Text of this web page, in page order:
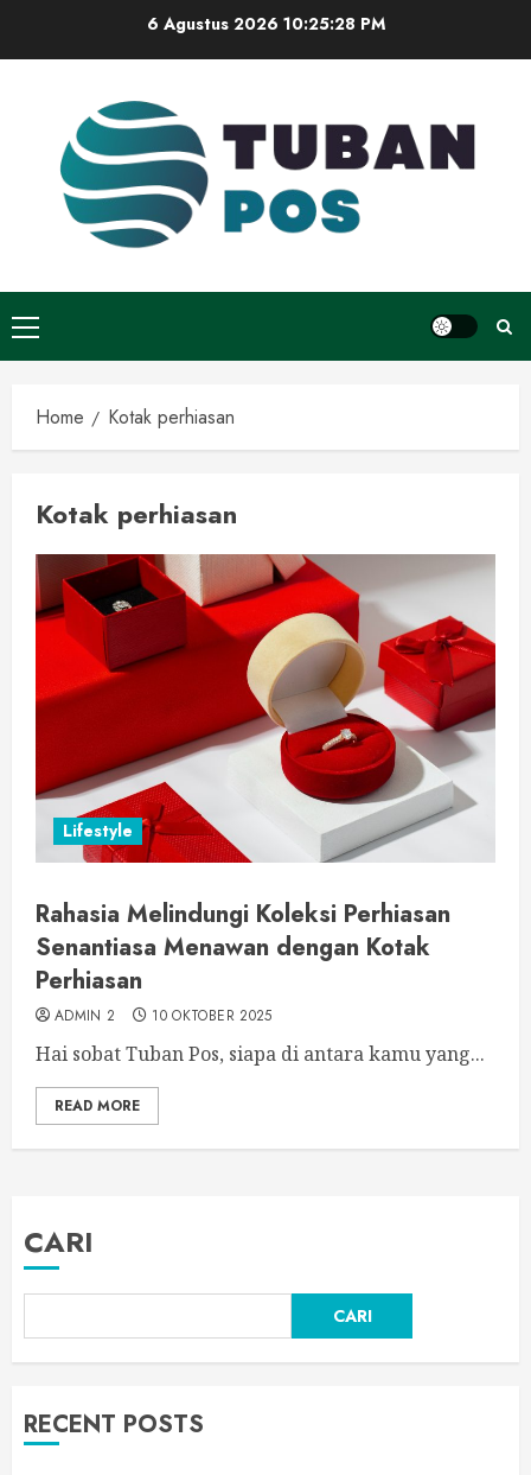
6 Agustus 2026 10:25:28 PM
Primary
Menu
Home Kotak perhiasan
Kotak perhiasan
Lifestyle
Rahasia Melindungi Koleksi Perhiasan
Senantiasa Menawan dengan Kotak
Perhiasan
ADMIN 2 10 OKTOBER 2025
Hai sobat Tuban Pos, siapa di antara kamu yang...
READ MORE
CARI
CARI
RECENT POSTS